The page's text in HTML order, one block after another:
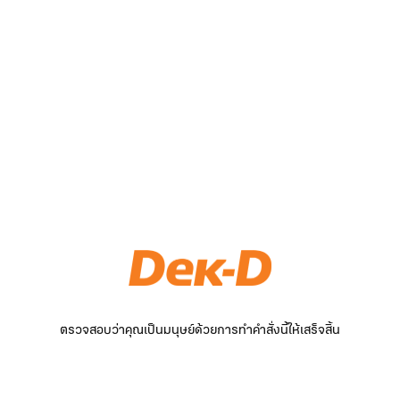
ตรวจสอบว่าคุณเป็นมนุษย์ด้วยการทำคำสั่งนี้ให้เสร็จสิ้น